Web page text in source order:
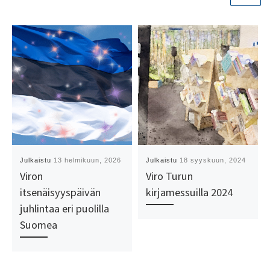
Julkaistu 13 helmikuun, 2026
Viron
itsenäisyyspäivän
juhlintaa eri puolilla
Suomea
Julkaistu 18 syyskuun, 2024
Viro Turun
kirjamessuilla 2024